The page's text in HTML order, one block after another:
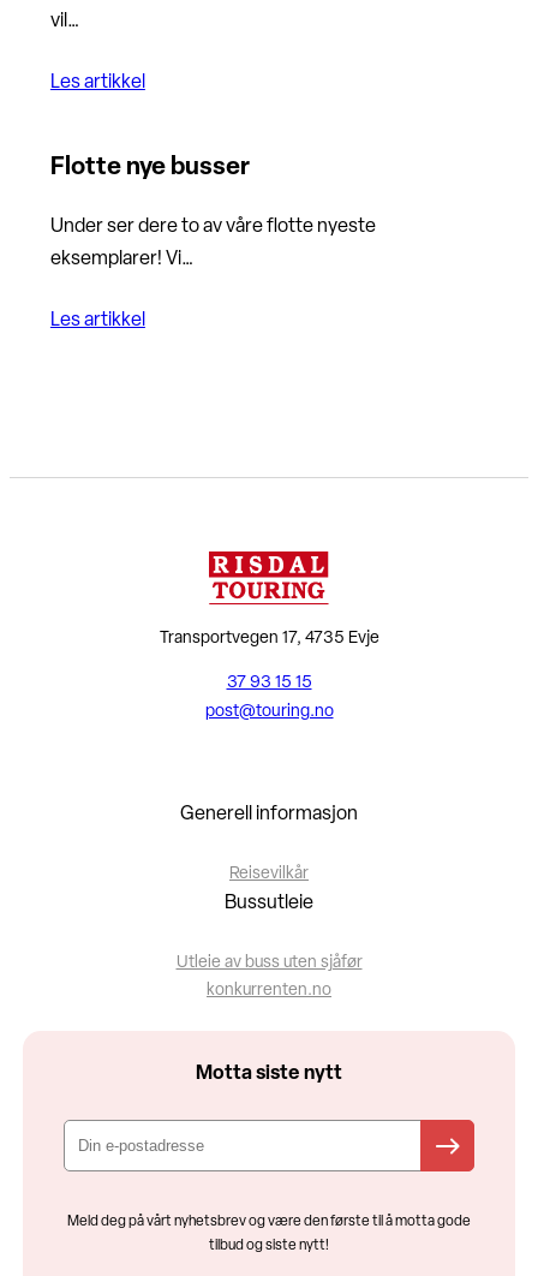
vil…
Les artikkel
Flotte nye busser
Under ser dere to av våre flotte nyeste
eksemplarer! Vi…
Les artikkel
Transportvegen 17, 4735 Evje
37 93 15 15
post@touring.no
Generell informasjon
Reisevilkår
Bussutleie
Utleie av buss uten sjåfør
konkurrenten.no
Motta siste nytt
Meld deg på vårt nyhetsbrev og være den første til å motta gode
tilbud og siste nytt!